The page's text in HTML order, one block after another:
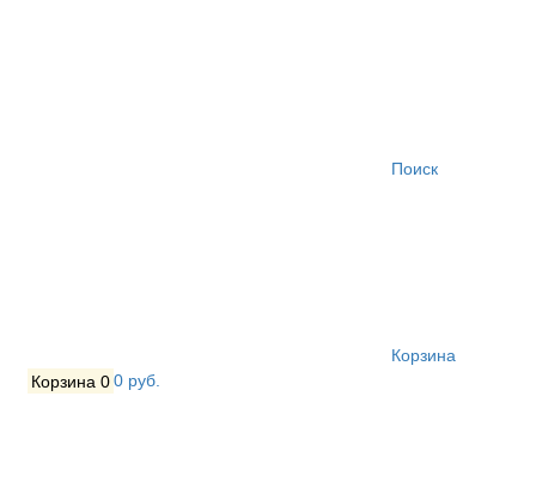
Поиск
Корзина
Корзина 00 руб.